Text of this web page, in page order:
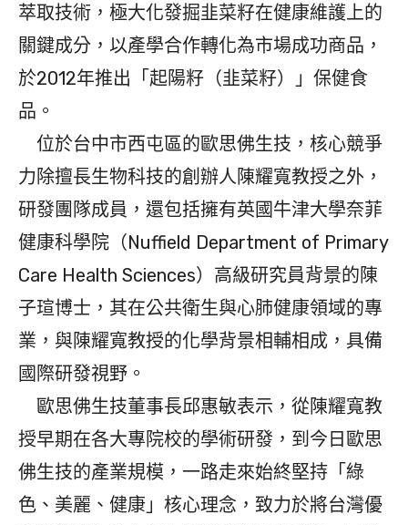
萃取技術，極大化發掘韭菜籽在健康維護上的
關鍵成分，以產學合作轉化為市場成功商品，
於2012年推出「起陽籽（韭菜籽）」保健食
品。
位於台中市西屯區的歐思佛生技，核心競爭
力除擅長生物科技的創辦人陳耀寬教授之外，
研發團隊成員，還包括擁有英國牛津大學奈菲
健康科學院（Nuffield Department of Primary
Care Health Sciences）高級研究員背景的陳
子瑄博士，其在公共衛生與心肺健康領域的專
業，與陳耀寬教授的化學背景相輔相成，具備
國際研發視野。
歐思佛生技董事長邱惠敏表示，從陳耀寬教
授早期在各大專院校的學術研發，到今日歐思
佛生技的產業規模，一路走來始終堅持「綠
色、美麗、健康」核心理念，致力於將台灣優